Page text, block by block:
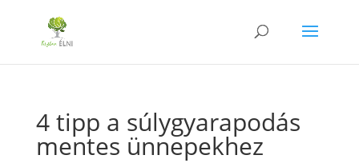
4 tipp a súlygyarapodás
mentes ünnepekhez